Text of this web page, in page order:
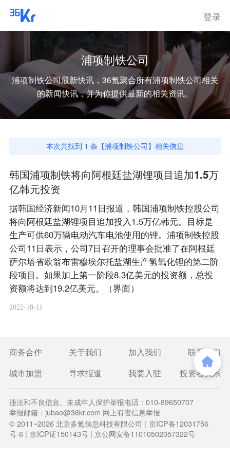
登录
浦项制铁公司
浦项制铁公司最新快讯，36氪聚合所有浦项制铁公司相关
的新闻快讯，并为你提供最新的相关资讯。
本次共找到 1 条【浦项制铁公司 】相关信息
韩国浦项制铁将向阿根廷盐湖锂项目追加1.5万
亿韩元投资
据韩国经济新闻10月11日报道，韩国浦项制铁控股公司
将向阿根廷盐湖锂项目追加投入1.5万亿韩元。目标是
生产可供60万辆电动汽车电池使用的锂。浦项制铁控股
公司11日表示，公司7日召开的理事会批准了在阿根廷
萨尔塔省欧翁布雷穆埃尔托盐湖生产氢氧化锂的第二阶
段项目。如果加上第一阶段8.3亿美元的投资额，总投
资额将达到19.2亿美元。（界面）
2022-10-11
商务合作 关于我们 加入我们
联系我们
城市加盟
寻求报道 我要入驻 投资者关系
违法和不良信息、未成年人保护举报电话：010-89650707
举报邮箱：jubao@36kr.com 网上有害信息举报
© 2011~2026北京多氪信息科技有限公司 | 京ICP备12031756
号-6 | 京ICP证150143号 | 京公网安备11010502057322号